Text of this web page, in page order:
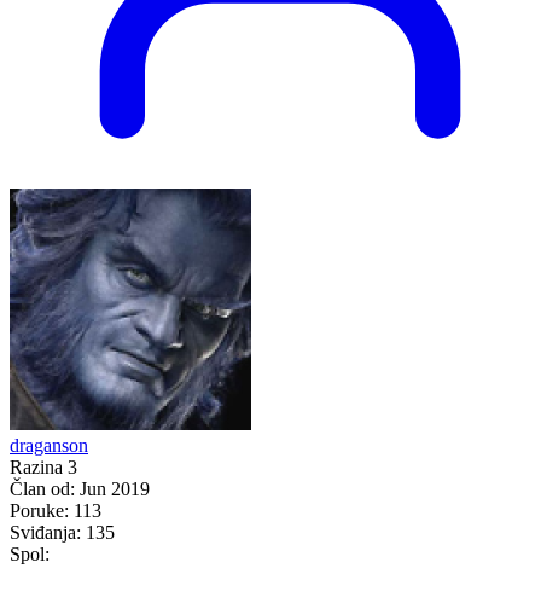
draganson
Razina 3
Član od: Jun 2019
Poruke: 113
Sviđanja: 135
Spol: